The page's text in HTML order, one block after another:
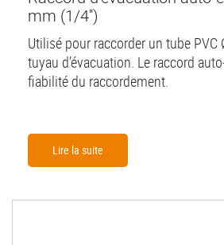
mm (1/4'')
Utilisé pour raccorder un tube
tuyau d’évacuation. Le raccord
fiabilité du raccordement.
Lire la suite